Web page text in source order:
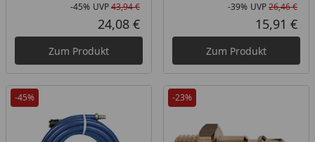
Rabatt in Prozent
-45%
Ursprünglicher Preis
UVP43,94 €
Aktueller Preis
24,08 €
Zum Produkt
-39% UVP26,46 €
15,91 €
Zum Produkt
-45% -23%